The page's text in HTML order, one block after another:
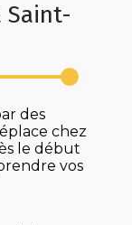
Saint-
des
chez
le début
vos